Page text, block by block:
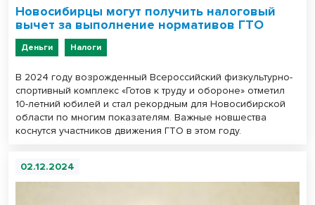
Новосибирцы могут получить налоговый
вычет за выполнение нормативов ГТО
Деньги Налоги
В 2024 году возрожденный Всероссийский физкультурно-
спортивный комплекс «Готов к труду и обороне» отметил
10-летний юбилей и стал рекордным для Новосибирской
области по многим показателям. Важные новшества
коснутся участников движения ГТО в этом году.
02.12.2024